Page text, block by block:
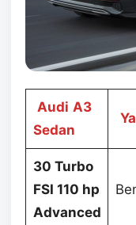
Audi A3
Sedan
30 Turbo
FSI 110 hp
Advanced